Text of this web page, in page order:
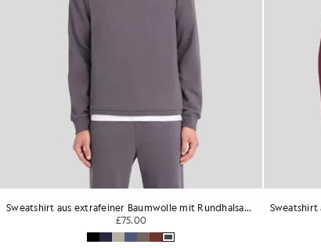
Sweatshirt aus extrafeiner Baumwolle mit Rundhalsausschnitt
£75.00